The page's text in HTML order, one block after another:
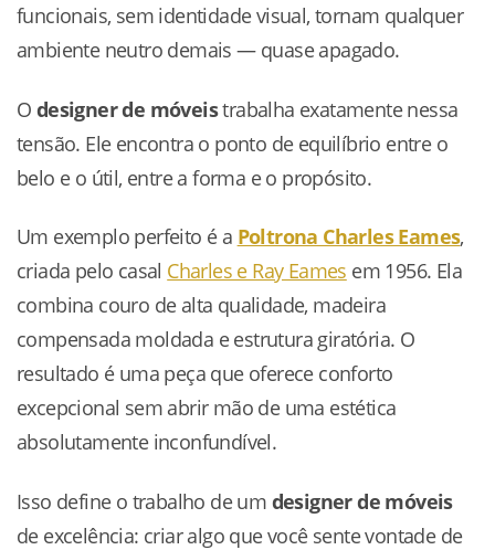
funcionais, sem identidade visual, tornam qualquer
ambiente neutro demais — quase apagado.
O designer de móveistrabalha exatamente nessa
tensão. Ele encontra o ponto de equilíbrio entre o
belo e o útil, entre a forma e o propósito.
Um exemplo perfeito é a Poltrona Charles Eames,
criada pelo casal Charles e Ray Eames em 1956. Ela
combina couro de alta qualidade, madeira
compensada moldada e estrutura giratória. O
resultado é uma peça que oferece conforto
excepcional sem abrir mão de uma estética
absolutamente inconfundível.
Isso define o trabalho de um designer de móveis
de excelência: criar algo que você sente vontade de